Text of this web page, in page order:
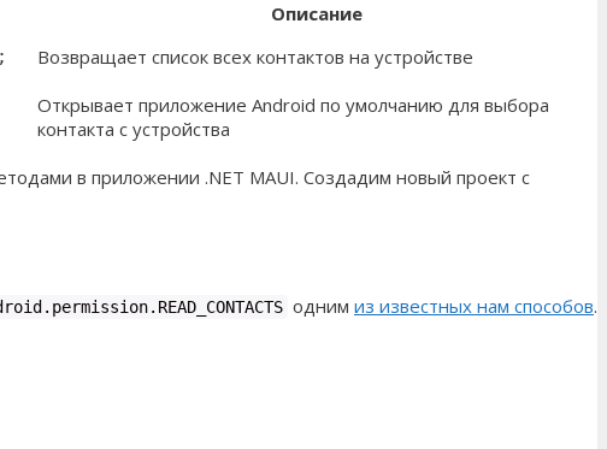
Описание
Возвращает список всех контактов на устройстве
Открывает приложение Android по умолчанию для выбора
контакта с устройства
в приложении .NET MAUI. Создадим новый проект с
одним из известных нам способов.